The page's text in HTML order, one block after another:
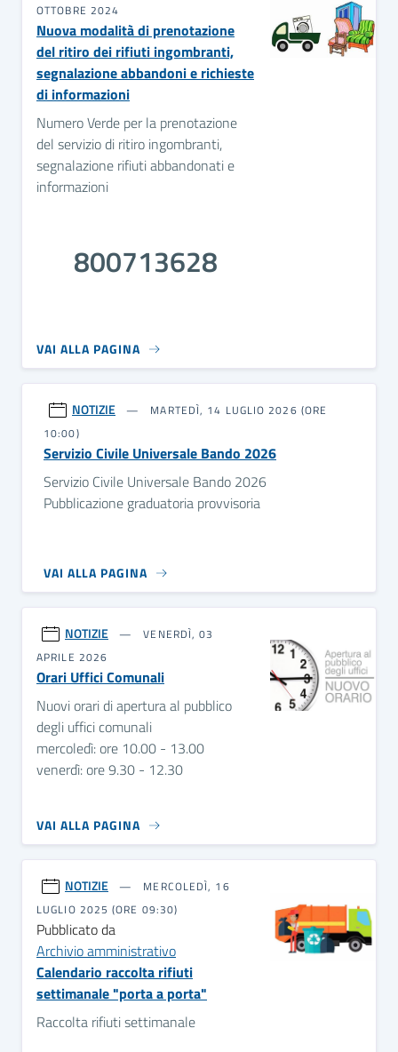
OTTOBRE 2024
Nuova modalità di prenotazione
del ritiro dei rifiuti ingombranti,
segnalazione abbandoni e richieste
di informazioni
Numero Verde per la prenotazione
del servizio di ritiro ingombranti,
segnalazione rifiuti abbandonati e
informazioni
800713628
VAI ALLA PAGINA
NOTIZIE
MARTEDÌ, 14 LUGLIO 2026 (ORE
10:00)
Servizio Civile Universale Bando 2026
Servizio Civile Universale Bando 2026
Pubblicazione graduatoria provvisoria
VAI ALLA PAGINA
NOTIZIE
VENERDÌ, 03
APRILE 2026
Orari Uffici Comunali
Nuovi orari di apertura al pubblico
degli uffici comunali
mercoledì: ore 10.00 - 13.00
venerdì: ore 9.30 - 12.30
VAI ALLA PAGINA
NOTIZIE
MERCOLEDÌ, 16
LUGLIO 2025 (ORE 09:30)
Pubblicato da
Archivio amministrativo
Calendario raccolta rifiuti
settimanale "porta a porta"
Raccolta rifiuti settimanale